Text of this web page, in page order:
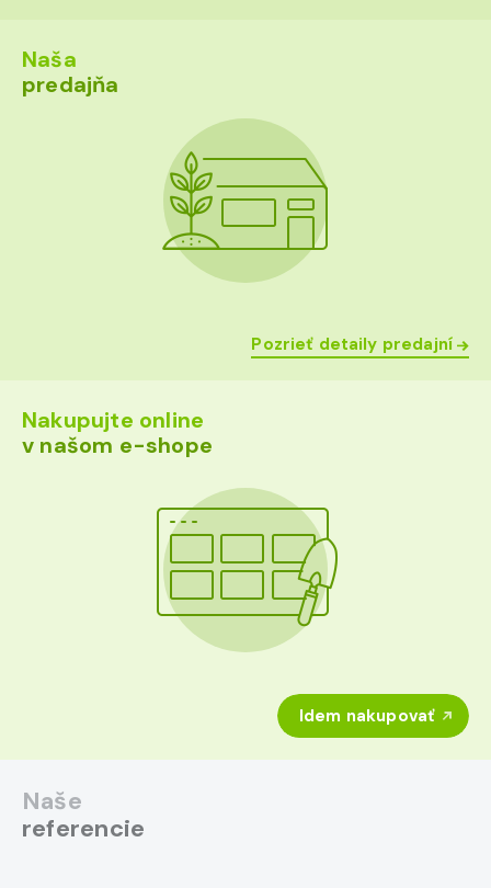
Naša
predajňa
Pozrieť detaily predajní
Nakupujte online
v našom e-shope
Idem nakupovať
Naše
referencie